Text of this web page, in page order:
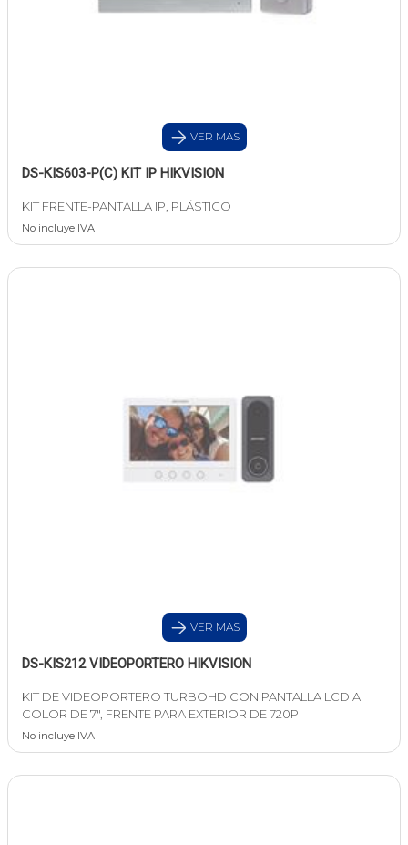
VER MAS
DS-KIS603-P(C) KIT IP HIKVISION
KIT FRENTE-PANTALLA IP, PLÁSTICO
No incluye IVA
VER MAS
DS-KIS212 VIDEOPORTERO HIKVISION
KIT DE VIDEOPORTERO TURBOHD CON PANTALLA LCD A
COLOR DE 7", FRENTE PARA EXTERIOR DE 720P
No incluye IVA